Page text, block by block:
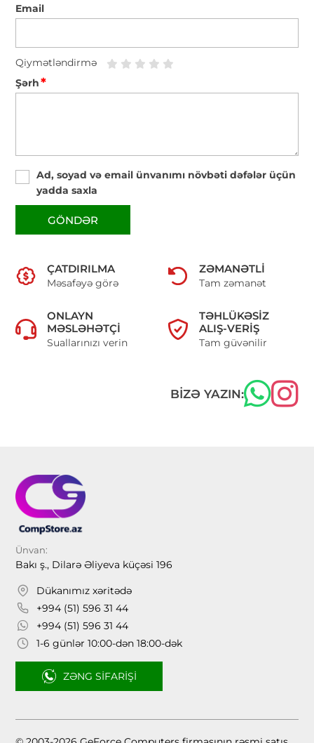
Email
Qiymətləndirmə
Şərh*
Ad, soyad və email ünvanımı növbəti dəfələr üçün
yadda saxla
GÖNDƏR
ÇATDIRILMA
Məsafəyə görə
ZƏMANƏTLI
Tam zəmanət
ONLAYN
MƏSLƏHƏTÇI
Suallarınızı verin
TƏHLÜKƏSIZ
ALIŞ-VERIŞ
Tam güvənilir
BIZƏ YAZIN:
Ünvan:
Bakı ş., Dilarə Əliyeva küçəsi 196
Dükanımız xəritədə
+994 (51) 596 31 44
+994 (51) 596 31 44
1-6 günlər 10:00-dən 18:00-dək
ZƏNG SIFARIŞI